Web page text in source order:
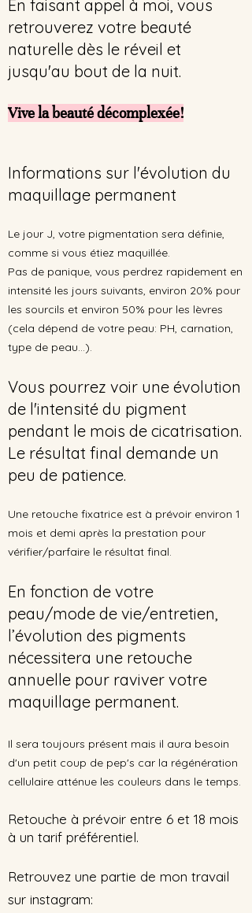
En faisant appel à moi, vous
retrouverez votre beauté
naturelle dès le réveil et
jusqu'au bout de la nuit.
Vive la beauté décomplexée!
Informations sur l'évolution du
maquillage permanent
Le jour J, votre pigmentation sera définie,
comme si vous étiez maquillée.
Pas de panique, vous perdrez rapidement en
intensité les jours suivants, environ 20% pour
les sourcils et environ 50% pour les lèvres
(cela dépend de votre peau: PH, carnation,
type de peau...).
Vous pourrez voir une évolution
de l'intensité du pigment
pendant le mois de cicatrisation.
Le résultat final demande un
peu de patience.
Une retouche fixatrice est à prévoir environ 1
mois et demi après la prestation pour
vérifier/parfaire le résultat final.
En fonction de votre
peau/mode de vie/entretien,
l’évolution des pigments
nécessitera une retouche
annuelle pour raviver votre
maquillage permanent.
Il sera toujours présent mais il aura besoin
d'un petit coup de pep's car la régénération
cellulaire atténue les couleurs dans le temps.
Retouche à prévoir entre 6 et 18 mois
à un tarif préférentiel.
Retrouvez une partie de mon travail
sur instagram: